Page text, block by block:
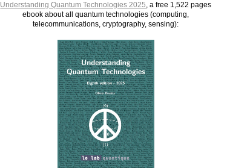
Understanding Quantum Technologies 2025 , a free 1,522 pages
ebook about all quantum technologies (computing,
telecommunications, cryptography, sensing):